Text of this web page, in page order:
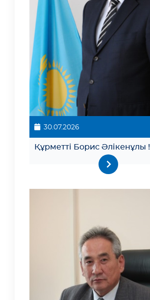
30.07.2026
Құрметті Борис Әлікенұлы !